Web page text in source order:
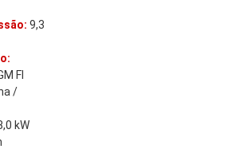
9,3
FI
/
kW